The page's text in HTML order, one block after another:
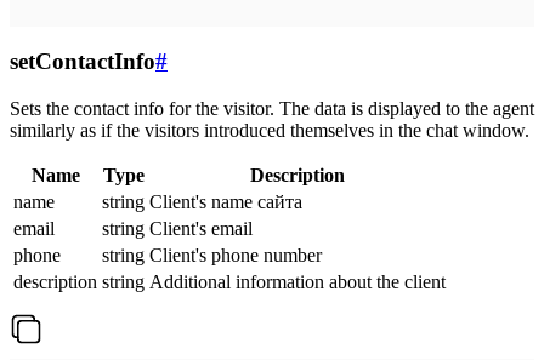
setContactInfo#
Sets the contact info for the visitor. The data is displayed to the agent
similarly as if the visitors introduced themselves in the chat window.
Name Type
Description
name
string Client's name сайта
email
string Client's email
phone
string Client's phone number
description string Additional information about the client